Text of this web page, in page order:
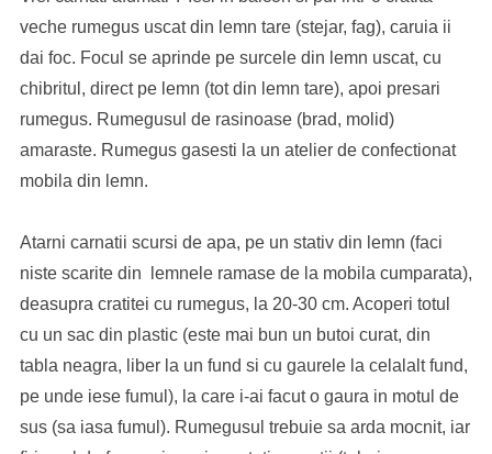
veche rumegus uscat din lemn tare (stejar, fag), caruia ii
dai foc. Focul se aprinde pe surcele din lemn uscat, cu
chibritul, direct pe lemn (tot din lemn tare), apoi presari
rumegus. Rumegusul de rasinoase (brad, molid)
amaraste. Rumegus gasesti la un atelier de confectionat
mobila din lemn.
Atarni carnatii scursi de apa, pe un stativ din lemn (faci
niste scarite din lemnele ramase de la mobila cumparata),
deasupra cratitei cu rumegus, la 20-30 cm. Acoperi totul
cu un sac din plastic (este mai bun un butoi curat, din
tabla neagra, liber la un fund si cu gaurele la celalalt fund,
pe unde iese fumul), la care i-ai facut o gaura in motul de
sus (sa iasa fumul). Rumegusul trebuie sa arda mocnit, iar